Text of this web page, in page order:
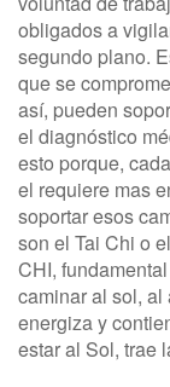
obligados a
segundo plano.
que se
así, pueden
el diagnóstico
esto porque,
el requiere mas
soportar esos
son el Tai Chi o
CHI,
caminar al sol, al
energiza y
estar al Sol, trae